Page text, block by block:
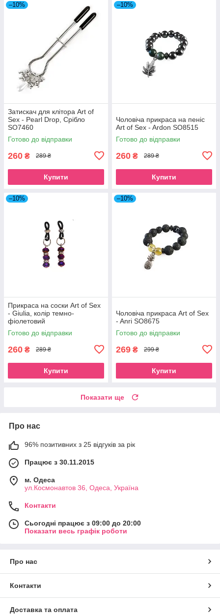
–10%
Затискач для клітора Art of
Sex - Pearl Drop, Срібло
SO7460
Готово до відправки
260 ₴ 289 ₴
Купити
–10%
Чоловіча прикраса на пеніс
Art of Sex - Ardon SO8515
Готово до відправки
260 ₴ 289 ₴
Купити
–10%
Прикраса на соски Art of Sex
- Giulia, колір темно-
фіолетовий
Готово до відправки
260 ₴ 289 ₴
Купити
–10%
Чоловіча прикраса Art of Sex
- Anri SO8675
Готово до відправки
269 ₴ 299 ₴
Купити
Показати ще
Про нас
96% позитивних з 25 відгуків за рік
Працює з 30.11.2015
м. Одеса
ул.Космонавтов 36, Одеса, Україна
Контакти
Сьогодні працює з 09:00 до 20:00
Показати весь графік роботи
Про нас
Контакти
Доставка та оплата